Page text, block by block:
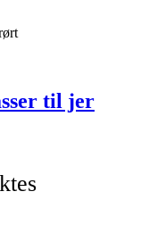
til jer